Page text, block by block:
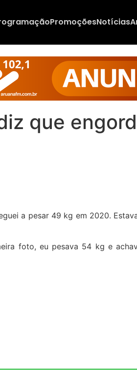
PromoçõesNotícias
que
a pesar 49 kg em 2020.
foto, eu pesava 54 kg e